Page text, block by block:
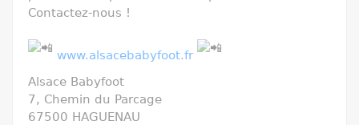
Contactez-nous !
www.alsacebabyfoot.fr
Alsace Babyfoot
7, Chemin du Parcage
67500 HAGUENAU